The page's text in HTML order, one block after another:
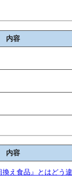
内容
内容
え食品』とはどう